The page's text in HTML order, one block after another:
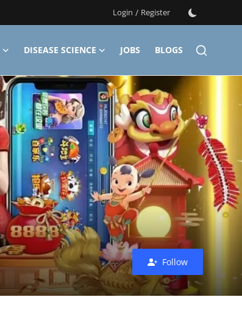
Login / Register
DISEASE SCIENCE JOBS
BLOGS
Follow